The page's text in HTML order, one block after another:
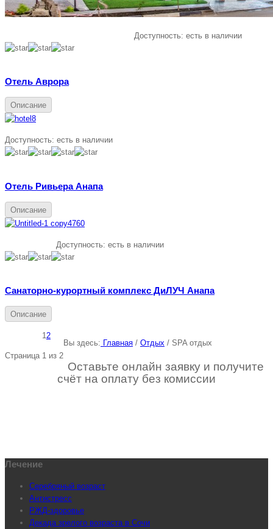
Доступность: есть в наличии
Отель Аврора
Описание
Доступность: есть в наличии
Отель Ривьера Анапа
Описание
Доступность: есть в наличии
Санаторно-курортный комплекс ДиЛУЧ Анапа
Описание
12
Страница 1 из 2
Вы здесь: Главная / Отдых / SPA отдых
Оставьте онлайн заявку и получите
счёт на оплату без комиссии
Лечение
Серебряный возраст
Антистресс
РЖД-здоровье
Декада зрелого возраста в Сочи